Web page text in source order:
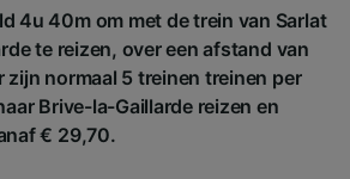
4u 40m om met de trein van Sarlat
te reizen, over een afstand van
zijn normaal 5 treinen treinen per
Brive-la-Gaillarde reizen en
€ 29,70.
als je ons hebt
niet te volgen.
verwerken gegevens
doeleinden:
gebruiken. De